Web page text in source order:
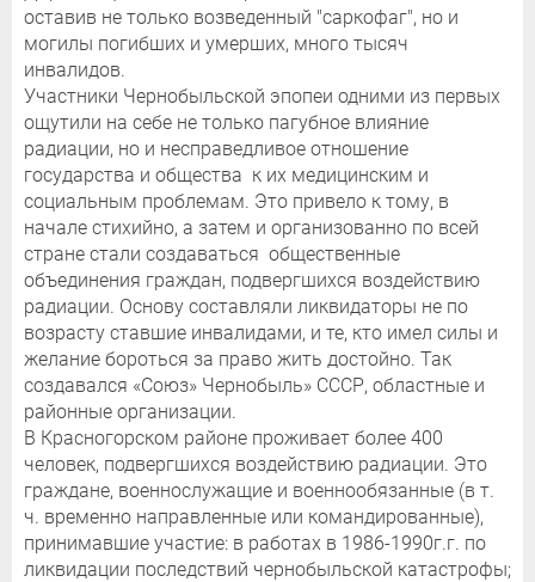
оставив не только возведенный "саркофаг", но и
могилы погибших и умерших, много тысяч
инвалидов.
Участники Чернобыльской эпопеи одними из первых
ощутили на себе не только пагубное влияние
радиации, но и несправедливое отношение
государства и общества к их медицинским и
социальным проблемам. Это привело к тому, в
начале стихийно, а затем и организованно по всей
стране стали создаваться общественные
объединения граждан, подвергшихся воздействию
радиации. Основу составляли ликвидаторы не по
возрасту ставшие инвалидами, и те, кто имел силы и
желание бороться за право жить достойно. Так
создавался «Союз» Чернобыль» СССР, областные и
районные организации.
В Красногорском районе проживает более 400
человек, подвергшихся воздействию радиации. Это
граждане, военнослужащие и военнообязанные (в т.
ч. временно направленные или командированные),
принимавшие участие: в работах в 1986-1990г.г. по
ликвидации последствий чернобыльской катастрофы;